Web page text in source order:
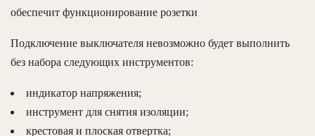
обеспечит функционирование розетки
Подключение выключателя невозможно будет выполнить
без набора следующих инструментов:
индикатор напряжения;
инструмент для снятия изоляции;
крестовая и плоская отвертка;